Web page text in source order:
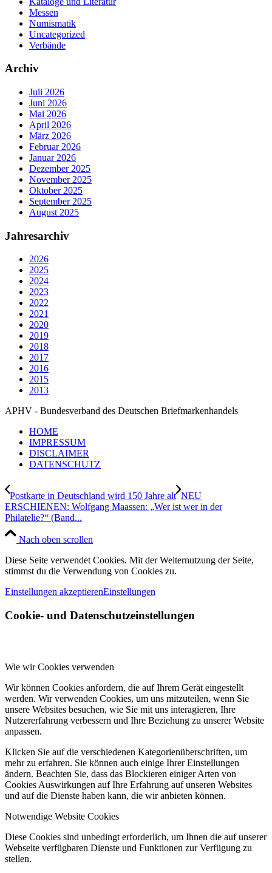
Messen
Numismatik
Uncategorized
Verbände
Archiv
Juli 2026
Juni 2026
Mai 2026
April 2026
März 2026
Februar 2026
Januar 2026
Dezember 2025
November 2025
Oktober 2025
September 2025
August 2025
Jahresarchiv
2026
2025
2024
2023
2022
2021
2020
2019
2018
2017
2016
2015
2013
APHV - Bundesverband des Deutschen Briefmarkenhandels
HOME
IMPRESSUM
DISCLAIMER
DATENSCHUTZ
Postkarte in Deutschland wird 150 Jahre alt NEU
ERSCHIENEN: Wolfgang Maassen: „Wer ist wer in der
Philatelie?“ (Band...
Nach oben scrollen
Diese Seite verwendet Cookies. Mit der Weiternutzung der Seite,
stimmst du die Verwendung von Cookies zu.
Einstellungen akzeptierenEinstellungen
Cookie- und Datenschutzeinstellungen
Wie wir Cookies verwenden
Wir können Cookies anfordern, die auf Ihrem Gerät eingestellt
werden. Wir verwenden Cookies, um uns mitzuteilen, wenn Sie
unsere Websites besuchen, wie Sie mit uns interagieren, Ihre
Nutzererfahrung verbessern und Ihre Beziehung zu unserer Website
anpassen.
Klicken Sie auf die verschiedenen Kategorienüberschriften, um
mehr zu erfahren. Sie können auch einige Ihrer Einstellungen
ändern. Beachten Sie, dass das Blockieren einiger Arten von
Cookies Auswirkungen auf Ihre Erfahrung auf unseren Websites
und auf die Dienste haben kann, die wir anbieten können.
Notwendige Website Cookies
Diese Cookies sind unbedingt erforderlich, um Ihnen die auf unserer
Webseite verfügbaren Dienste und Funktionen zur Verfügung zu
stellen.